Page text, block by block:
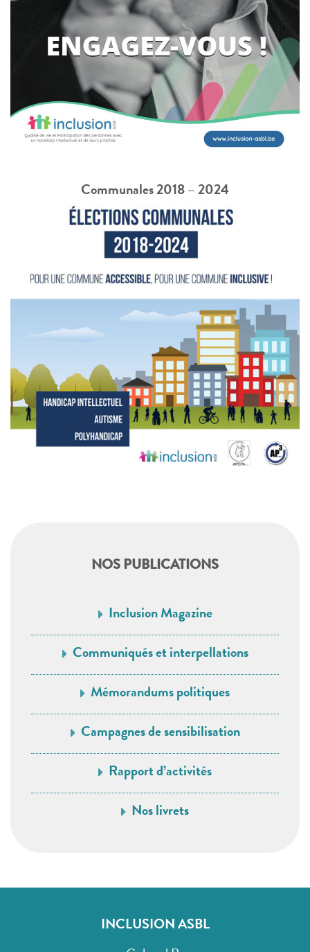
NOS PUBLICATIONS
Inclusion Magazine
Communiqués et interpellations
Mémorandums politiques
Campagnes de sensibilisation
Rapport d’activités
Nos livrets
Communales 2018 – 2024
INCLUSION ASBL